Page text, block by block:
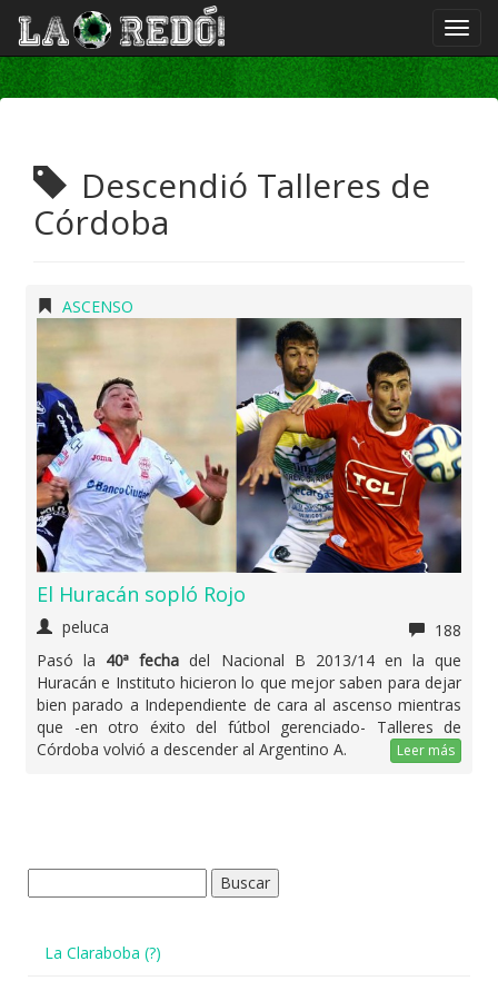
Descendió Talleres de
Córdoba
ASCENSO
El Huracán sopló Rojo
peluca
188
Pasó la 40ª fecha del Nacional B 2013/14 en la que
Huracán e Instituto hicieron lo que mejor saben para dejar
bien parado a Independiente de cara al ascenso mientras
que -en otro éxito del fútbol gerenciado- Talleres de
Córdoba volvió a descender al Argentino A.
Leer más
La Claraboba (?)